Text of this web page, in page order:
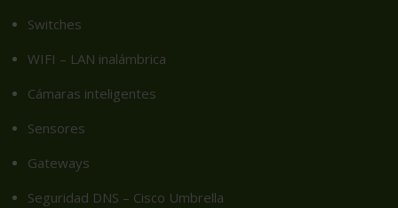
Switches
WIFI – LAN inalámbrica
Cámaras inteligentes
Sensores
Gateways
Seguridad DNS – Cisco Umbrella